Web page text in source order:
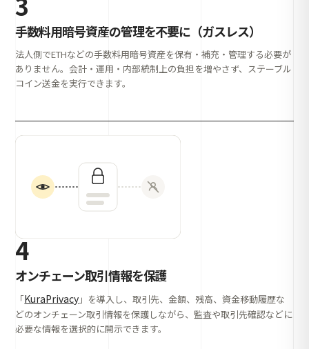
手数料用暗号資産の管理を不要に（ガスレス）
法人側でETHなどの手数料用暗号資産を保有・補充・管理する必要が
ありません。会計・運用・内部統制上の負担を増やさず、ステーブル
コイン送金を実行できます。
4
オンチェーン取引情報を保護
「KuraPrivacy 」を導入し、取引先、金額、残高、資金移動履歴な
どのオンチェーン取引情報を保護しながら、監査や取引先確認などに
必要な情報を選択的に開示できます。